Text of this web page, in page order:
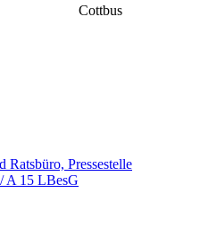
Cottbus
Ratsbüro, Pressestelle
A 15 LBesG